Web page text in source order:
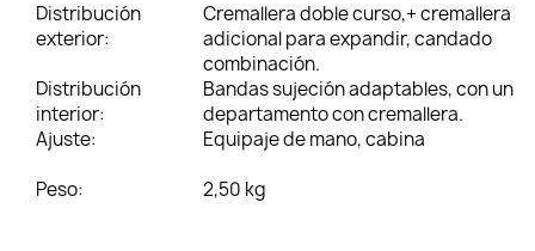
Distribución
exterior:
Cremallera doble curso,+ cremallera
adicional para expandir, candado
combinación.
Distribución
interior:
Bandas sujeción adaptables, con un
departamento con cremallera.
Ajuste:
Equipaje de mano, cabina
Peso:
2,50 kg